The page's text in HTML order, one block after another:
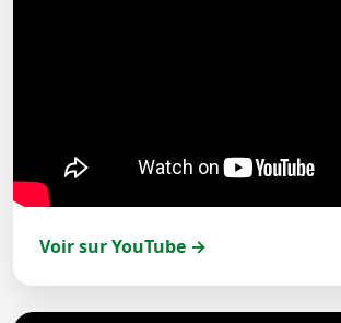
Voir sur YouTube →